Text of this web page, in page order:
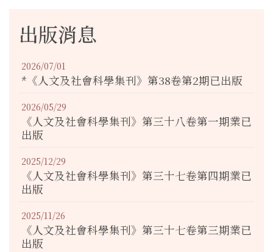
出版消息
2026/07/01
*《人文及社會科學集刊》第38卷第2期已出版
2026/05/29
《人文及社會科學集刊》第三十八卷第一期業已
出版
2025/12/29
《人文及社會科學集刊》第三十七卷第四期業已
出版
2025/11/26
《人文及社會科學集刊》第三十七卷第三期業已
出版